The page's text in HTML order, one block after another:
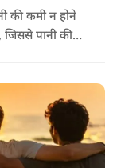
की कमी न होने
जिससे पानी की
जैसे खिचड़ी